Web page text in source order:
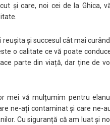
și care, noi cei de la Ghica,
și succesul cât mai
o calitate ce vă poate
parte din viață, dar ține de
mei vă mulțumim pentru
ne-ați contaminat și care ne-
Cu siguranță că am luat și